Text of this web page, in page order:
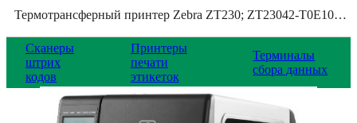
Термотрансферный принтер Zebra ZT230; ZT23042-T0E100FZ
Сканеры
штрих
кодов
Принтеры
печати
этикеток
Терминалы
сбора данных